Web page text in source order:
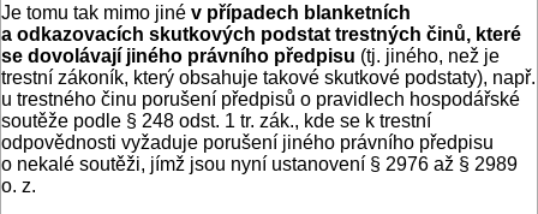
Je tomu tak mimo jiné v případech blanketních
a odkazovacích skutkových podstat trestných činů, které
se dovolávají jiného právního předpisu (tj. jiného, než je
trestní zákoník, který obsahuje takové skutkové podstaty), např.
u trestného činu porušení předpisů o pravidlech hospodářské
soutěže podle § 248 odst. 1 tr. zák., kde se k trestní
odpovědnosti vyžaduje porušení jiného právního předpisu
o nekalé soutěži, jímž jsou nyní ustanovení § 2976 až § 2989
o. z.